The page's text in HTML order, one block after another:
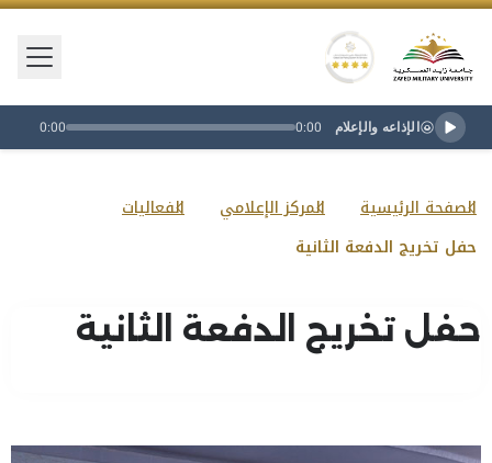
شعار جامعة زايد العسكرية
فتح/
الإذاعه والإعلام 0:00
0:00
الصفحة الرئيسية المركز الإعلامي
الفعاليات
حفل تخريج الدفعة الثانية
حفل تخريج الدفعة الثانية